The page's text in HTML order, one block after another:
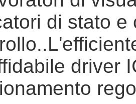
di stato e
driver